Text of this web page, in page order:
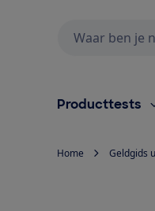
Producttests
Home Geldgids